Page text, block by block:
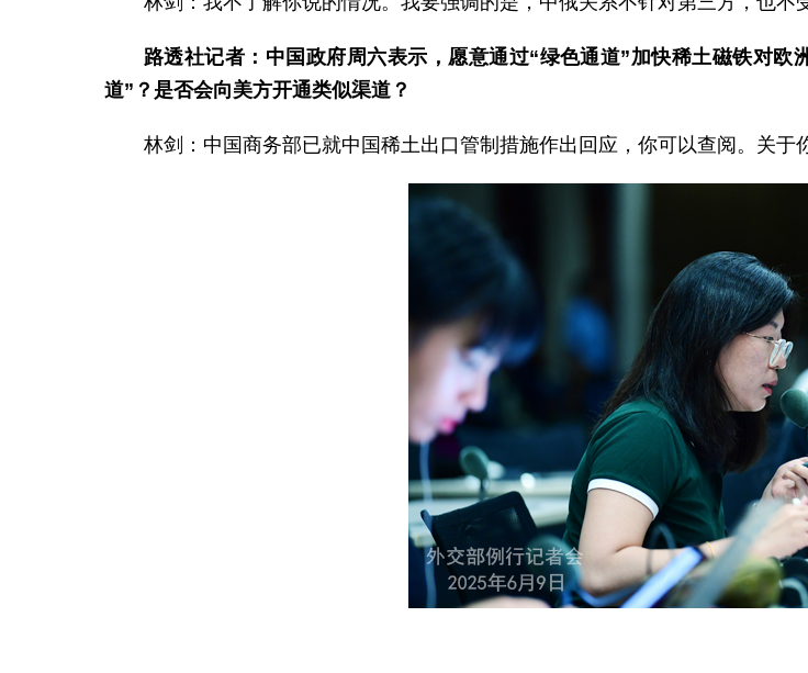
路透社记者：中国政府周六表示，愿意通过“绿色通道”加快稀土磁铁对
道”？是否会向美方开通类似渠道？
林剑：中国商务部已就中国稀土出口管制措施作出回应，你可以查阅。关于